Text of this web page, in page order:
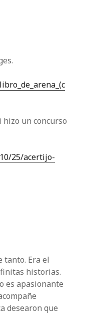
un concurso
25/acertijo-
tanto. Era el
historias.
es apasionante
desearon que